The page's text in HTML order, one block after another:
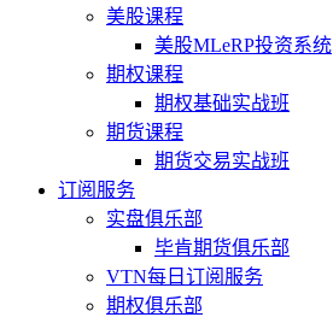
美股课程
美股MLeRP投资系统
期权课程
期权基础实战班
期货课程
期货交易实战班
订阅服务
实盘俱乐部
毕肯期货俱乐部
VTN每日订阅服务
期权俱乐部